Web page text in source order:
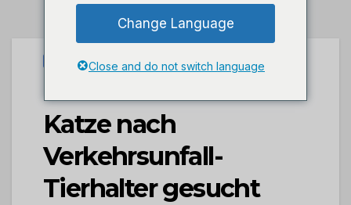
UNCATEGORIZED
POL-PDNR: Verletzte
Katze nach
Verkehrsunfall-
Tierhalter gesucht
Change Language
Close and do not switch language